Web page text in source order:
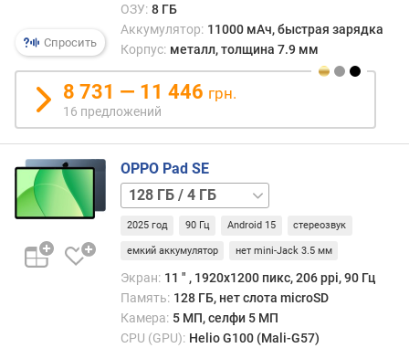
и
п
м
а
т
р
ц
о
д
Спросить
ОЗУ: 8 ГБ
Аккумулятор: 11000 мАч, быстрая зарядка
Корпус: металл, толщина 7.9 мм
8 731 — 11 446 грн.
16 предложений
OPPO Pad SE
128 ГБ
/
ГБ,
2025 год 90 Гц Android 15 стереозвук
емкий аккумулятор нет mini-Jack 3.5 мм
Экран: 11 ″ , 1920x1200 пикс, 206 ppi, 90 Гц
Память: 128 ГБ, нет слота microSD
Камера: 5 МП, селфи 5 МП
CPU (GPU): Helio G100 (Mali-G57)